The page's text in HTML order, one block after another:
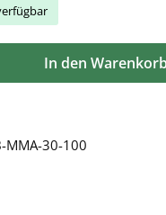
In den
MMA-30-100